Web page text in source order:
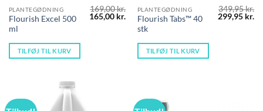
PLANTEGØDNING
Flourish Excel 500
ml
169,00kr.
Den
oprindelige
165,00 kr. Den
aktuelle
pris
165,00 kr..
TILFØJ TIL KURV
PLANTEGØDNING
Flourish Tabs™ 40
stk
349,95kr.
Den
oprindelige
299,95 kr.
TILFØJ TIL KURV